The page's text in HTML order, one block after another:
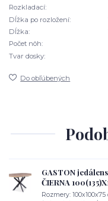
Rozkladací:
Dĺžka po rozložení:
Dĺžka:
Počet nôh:
Tvar dosky:
Do obľúbených
GASTON
ČIERNA
Rozmery: